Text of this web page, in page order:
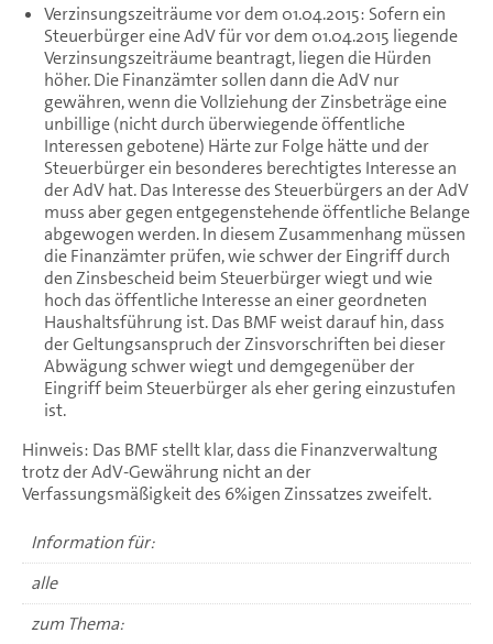
Verzinsungszeiträume vor dem 01.04.2015: Sofern ein
Steuerbürger eine AdV für vor dem 01.04.2015 liegende
Verzinsungszeiträume beantragt, liegen die Hürden
höher. Die Finanzämter sollen dann die AdV nur
gewähren, wenn die Vollziehung der Zinsbeträge eine
unbillige (nicht durch überwiegende öffentliche
Interessen gebotene) Härte zur Folge hätte und der
Steuerbürger ein besonderes berechtigtes Interesse an
der AdV hat. Das Interesse des Steuerbürgers an der AdV
muss aber gegen entgegenstehende öffentliche Belange
abgewogen werden. In diesem Zusammenhang müssen
die Finanzämter prüfen, wie schwer der Eingriff durch
den Zinsbescheid beim Steuerbürger wiegt und wie
hoch das öffentliche Interesse an einer geordneten
Haushaltsführung ist. Das BMF weist darauf hin, dass
der Geltungsanspruch der Zinsvorschriften bei dieser
Abwägung schwer wiegt und demgegenüber der
Eingriff beim Steuerbürger als eher gering einzustufen
ist.
Hinweis: Das BMF stellt klar, dass die Finanzverwaltung
trotz der AdV-Gewährung nicht an der
Verfassungsmäßigkeit des 6%igen Zinssatzes zweifelt.
Information für:
alle
zum Thema: